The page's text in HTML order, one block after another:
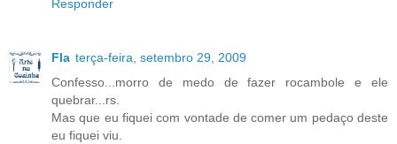
Responder
Fla terça-feira, setembro 29, 2009
Confesso...morro de medo de fazer rocambole e ele
quebrar...rs.
Mas que eu fiquei com vontade de comer um pedaço deste
eu fiquei viu.